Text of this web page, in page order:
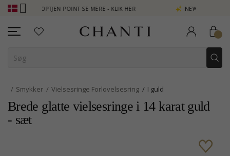
OPTJEN POINT SE MERE - KLIK HER NEW COLLECTION | AURA
Smykker Vielsesringe Forlovelsesring I guld
Brede glatte vielsesringe i 14 karat guld
- sæt